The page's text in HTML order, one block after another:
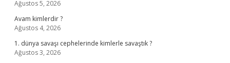
Ağustos 5, 2026
Avam kimlerdir ?
Ağustos 4, 2026
1. dünya savaşı cephelerinde kimlerle savaştık ?
Ağustos 3, 2026